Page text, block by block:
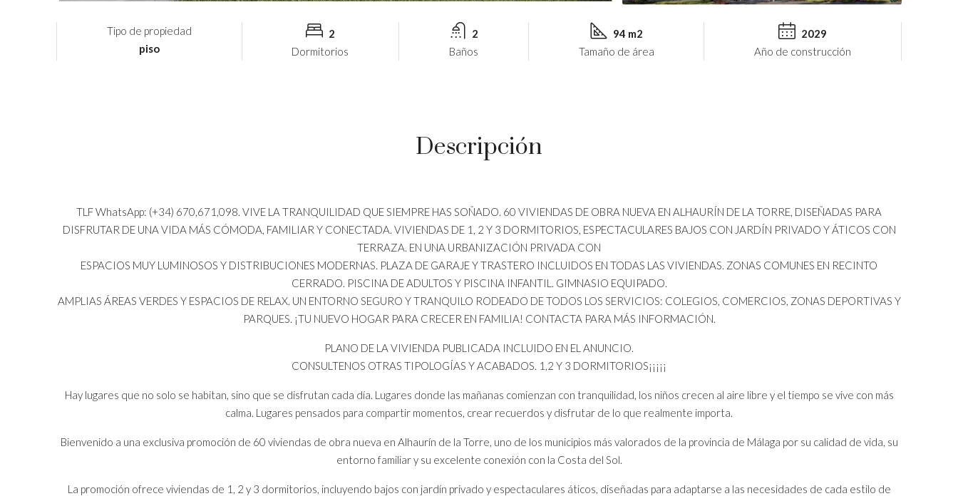
Tipo de propiedad
piso
2
Dormitorios
2
Baños
94 m2
Tamaño de área
2029
Año de construcción
Descripción
TLF WhatsApp: (+34) 670,671,098. VIVE LA TRANQUILIDAD QUE SIEMPRE HAS SOÑADO. 60 VIVIENDAS DE OBRA NUEVA EN ALHAURÍN DE LA TORRE, DISEÑADAS PARA
DISFRUTAR DE UNA VIDA MÁS CÓMODA, FAMILIAR Y CONECTADA. VIVIENDAS DE 1, 2 Y 3 DORMITORIOS, ESPECTACULARES BAJOS CON JARDÍN PRIVADO Y ÁTICOS CON
TERRAZA. EN UNA URBANIZACIÓN PRIVADA CON
ESPACIOS MUY LUMINOSOS Y DISTRIBUCIONES MODERNAS. PLAZA DE GARAJE Y TRASTERO INCLUIDOS EN TODAS LAS VIVIENDAS. ZONAS COMUNES EN RECINTO
CERRADO. PISCINA DE ADULTOS Y PISCINA INFANTIL. GIMNASIO EQUIPADO.
AMPLIAS ÁREAS VERDES Y ESPACIOS DE RELAX. UN ENTORNO SEGURO Y TRANQUILO RODEADO DE TODOS LOS SERVICIOS: COLEGIOS, COMERCIOS, ZONAS DEPORTIVAS Y
PARQUES. ¡TU NUEVO HOGAR PARA CRECER EN FAMILIA! CONTACTA PARA MÁS INFORMACIÓN.
PLANO DE LA VIVIENDA PUBLICADA INCLUIDO EN EL ANUNCIO.
CONSULTENOS OTRAS TIPOLOGÍAS Y ACABADOS. 1,2 Y 3 DORMITORIOS¡¡¡¡¡
Hay lugares que no solo se habitan, sino que se disfrutan cada día. Lugares donde las mañanas comienzan con tranquilidad, los niños crecen al aire libre y el tiempo se vive con más
calma. Lugares pensados para compartir momentos, crear recuerdos y disfrutar de lo que realmente importa.
Bienvenido a una exclusiva promoción de 60 viviendas de obra nueva en Alhaurín de la Torre, uno de los municipios más valorados de la provincia de Málaga por su calidad de vida, su
entorno familiar y su excelente conexión con la Costa del Sol.
La promoción ofrece viviendas de 1, 2 y 3 dormitorios, incluyendo bajos con jardín privado y espectaculares áticos, diseñadas para adaptarse a las necesidades de cada estilo de